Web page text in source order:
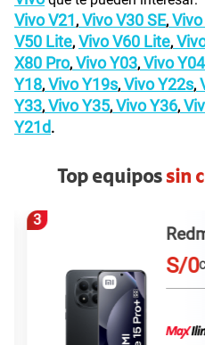
Vivo V21, Vivo V30 SE, Vivo
V50 Lite, Vivo V60 Lite,
X80 Pro, Vivo Y03, Vivo Y04
Y18, Vivo Y19s, Vivo Y22s,
Y33, Vivo Y35, Vivo Y36,
Y21d.
Top equipossin
3
S/0